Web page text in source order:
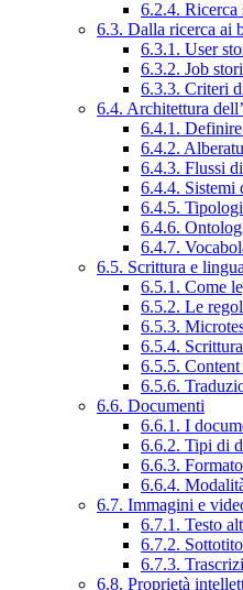
6.2.4. Ricerca
6.3. Dalla ricerca ai
6.3.1. User
6.3.2. Job
6.3.3. Criteri
6.4. Architettura
6.4.1.
6.4.2.
6.4.3. Flussi
6.4.4. Sistemi
6.4.5.
6.4.6.
6.4.7.
6.5. Scrittura e
6.5.1. Come
6.5.2. Le
6.5.3.
6.5.4.
6.5.5.
6.5.6.
6.6. Documenti
6.6.1. I
6.6.2. Tipi di
6.6.3.
6.6.4.
6.7. Immagini e
6.7.1. Testo
6.7.2.
6.7.3.
6.8. Proprietà